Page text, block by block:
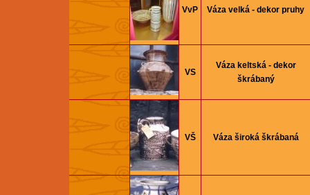
VvP Váza velká - dekor pruhy
VS
Váza keltská - dekor
škrábaný
VŠ Váza široká škrábaná